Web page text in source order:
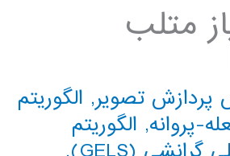
متلب
پردازش تصویر, الگوریتم
پروانه, الگوریتم